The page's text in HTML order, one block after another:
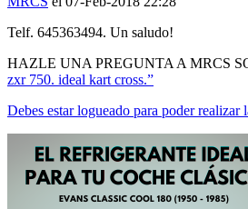
Telf. 645363494. Un saludo!
HAZLE UNA PREGUNTA A MRCS
zxr 750. ideal kart cross.”
Debes estar logueado para poder realizar